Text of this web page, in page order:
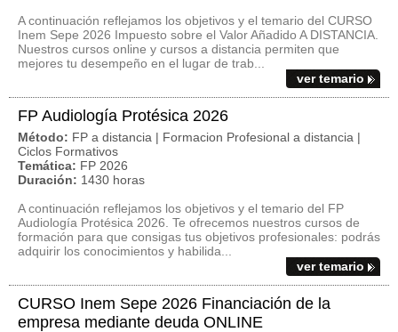
A continuación reflejamos los objetivos y el temario del CURSO
Inem Sepe 2026 Impuesto sobre el Valor Añadido A DISTANCIA.
Nuestros cursos online y cursos a distancia permiten que
mejores tu desempeño en el lugar de trab...
ver temario
FP Audiología Protésica 2026
Método: FP a distancia | Formacion Profesional a distancia |
Ciclos Formativos
Temática: FP 2026
Duración: 1430 horas
A continuación reflejamos los objetivos y el temario del FP
Audiología Protésica 2026. Te ofrecemos nuestros cursos de
formación para que consigas tus objetivos profesionales: podrás
adquirir los conocimientos y habilida...
ver temario
CURSO Inem Sepe 2026 Financiación de la
empresa mediante deuda ONLINE